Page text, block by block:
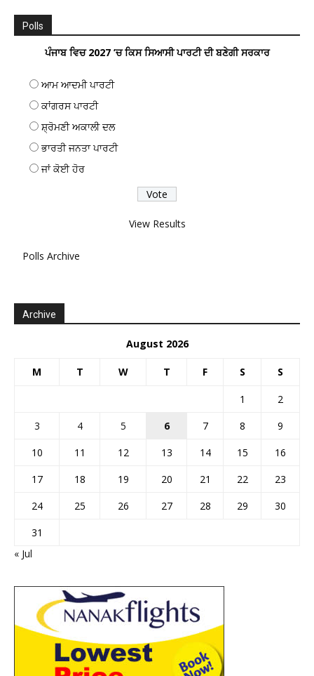
Polls
ਪੰਜਾਬ ਵਿਚ 2027 ’ਚ ਕਿਸ ਸਿਆਸੀ ਪਾਰਟੀ ਦੀ ਬਣੇਗੀ ਸਰਕਾਰ
ਆਮ ਆਦਮੀ ਪਾਰਟੀ
ਕਾਂਗਰਸ ਪਾਰਟੀ
ਸ਼੍ਰੋਮਣੀ ਅਕਾਲੀ ਦਲ
ਭਾਰਤੀ ਜਨਤਾ ਪਾਰਟੀ
ਜਾਂ ਕੋਈ ਹੋਰ
View Results
Polls Archive
Archive
August 2026
M T W T F S S
1
2
3
4 5 6 7 8
9
10
11 12 13 14 15
16
17
18 19 20 21 22
23
24
25 26 27 28 29
30
31
« Jul